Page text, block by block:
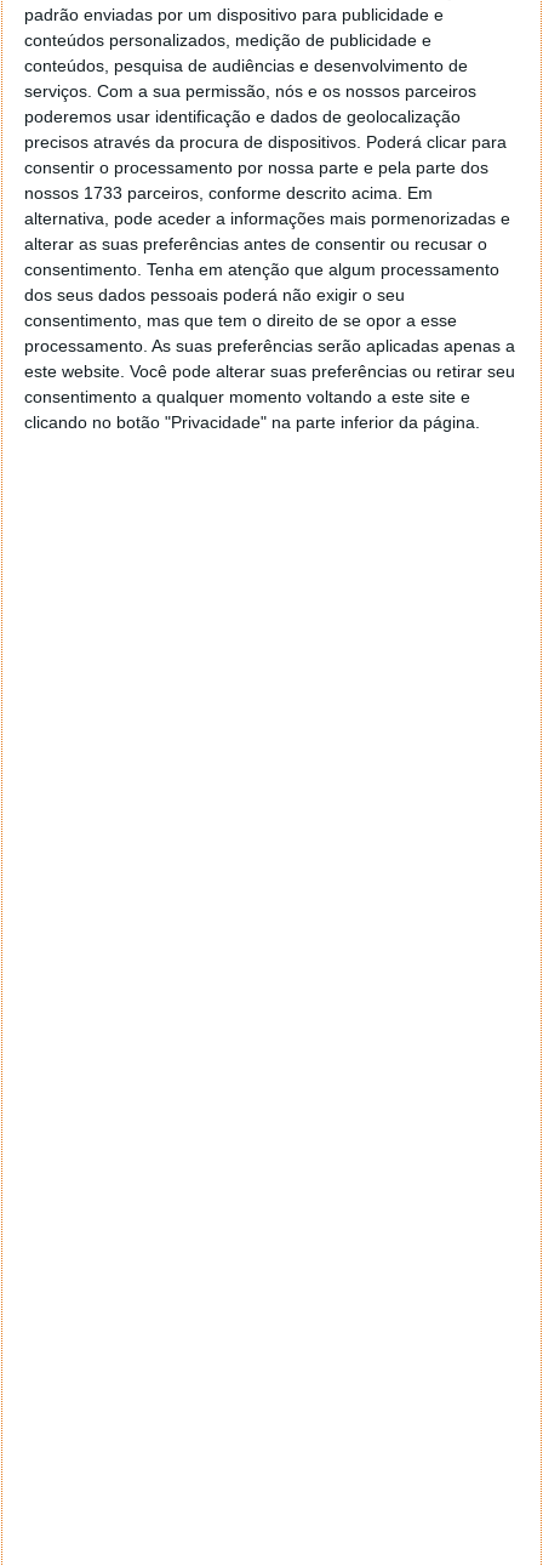
padrão enviadas por um dispositivo para publicidade e
conteúdos personalizados, medição de publicidade e
conteúdos, pesquisa de audiências e desenvolvimento de
serviços. Com a sua permissão, nós e os nossos parceiros
poderemos usar identificação e dados de geolocalização
precisos através da procura de dispositivos. Poderá clicar para
consentir o processamento por nossa parte e pela parte dos
nossos 1733 parceiros, conforme descrito acima. Em
alternativa, pode aceder a informações mais pormenorizadas e
alterar as suas preferências antes de consentir ou recusar o
consentimento. Tenha em atenção que algum processamento
dos seus dados pessoais poderá não exigir o seu
consentimento, mas que tem o direito de se opor a esse
processamento. As suas preferências serão aplicadas apenas a
este website. Você pode alterar suas preferências ou retirar seu
consentimento a qualquer momento voltando a este site e
clicando no botão "Privacidade" na parte inferior da página.
Este novo iPhone traz um novo chip dual core, o A11
Neural Engine, dedicado à inteligência artificial, que
recorre a machine learning para conseguir um
reconhecimento constante do utilizador, mesmo que
este utilize acessórios que possam mascarar o seu
aspeto. Além disso, dispõe de diversas tecnologias
que certificam a atenção do utilizador para provar a
identidade de quem desbloqueia.